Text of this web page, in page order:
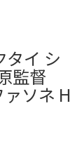
イ シ
監督
ソネ H